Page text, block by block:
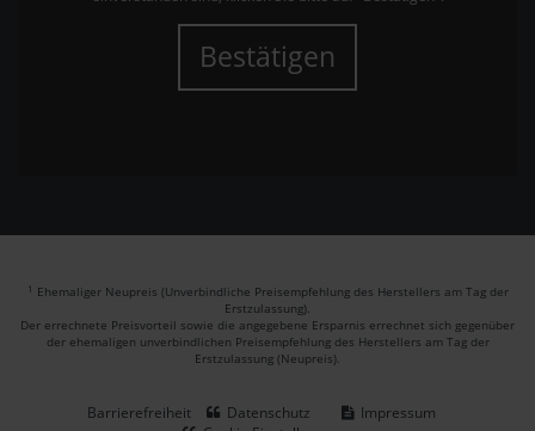
Bestätigen
1 Ehemaliger Neupreis (Unverbindliche Preisempfehlung des Herstellers am Tag der
Erstzulassung).
Der errechnete Preisvorteil sowie die angegebene Ersparnis errechnet sich gegenüber
der ehemaligen unverbindlichen Preisempfehlung des Herstellers am Tag der
Erstzulassung (Neupreis).
Barrierefreiheit Datenschutz
Impressum